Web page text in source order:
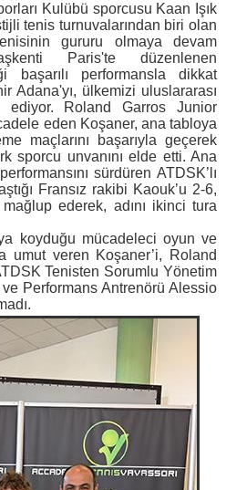
Kulübü sporcusu Kaan Işık
tenis turnuvalarından biri olan
gururu olmaya devam
Paris'te düzenlenen
başarılı performansla dikkat
Adana'yı, ülkemizi uluslararası
ediyor. Roland Garros Junior
eden Koşaner, ana tabloya
maçlarını başarıyla geçerek
sporcu unvanını elde etti. Ana
sürdüren ATDSK’lı
Fransız rakibi Kaouk’u 2-6,
ederek, adını ikinci tura
koyduğu mücadeleci oyun ve
umut veren Koşaner’i, Roland
Tenisten Sorumlu Yönetim
Performans Antrenörü Alessio